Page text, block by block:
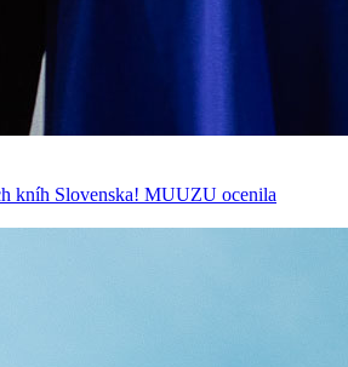
kníh Slovenska! MUUZU ocenila